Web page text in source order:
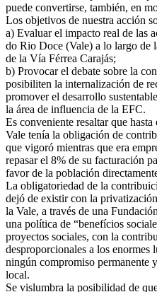
puede convertirse, también, en
Los objetivos de nuestra acción
a) Evaluar el impacto real de las
do Rio Doce (Vale) a lo largo de
de la Vía Férrea Carajás;
b) Provocar el debate sobre la
posibiliten la internalización de
promover el desarrollo
la área de influencia de la EFC.
Es conveniente resaltar que
Vale tenía la obligación de
que vigoró mientras que era
repasar el 8% de su facturación
favor de la población
La obligatoriedad de la
dejó de existir con la
la Vale, a través de una
una política de “benefícios
proyectos sociales, con la
desproporcionales a los enormes
ningún compromiso permanente
local.
Se vislumbra la posibilidad de